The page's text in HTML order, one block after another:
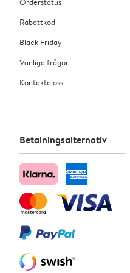
Rabattkod
Black Friday
Vanliga frågor
Kontakta oss
Betalningsalternativ